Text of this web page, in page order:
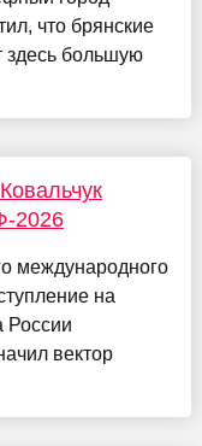
что брянские
здесь большую
2026
международного
на
России
вектор